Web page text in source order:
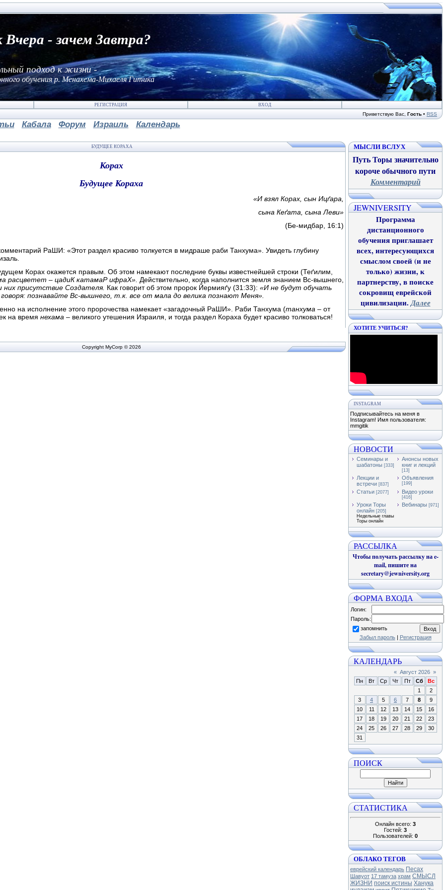
Вчера - зачем Завтра?
подход к жизни -
обучения р. Менахема-Михаеля Гитика
РЕГИСТРАЦИЯ ВХОД
Приветствую Вас Гость • RSS
Кабала Форум Израиль Календарь
БУДУЩЕЕ КОРАХА
Корах
Будущее Кораха
«И взял Корах, сын Ицґара,
сына Кеґата, сына Леви»
(Бе-мидбар, 16:1)
РаШИ: «Этот раздел красиво толкуется в мидраше раби Танхума». Увидеть глубину
Корах окажется правым. Об этом намекают последние буквы известнейшей строки (Теґилим,
расцветет – цадиК катамаР ифраХ». Действительно, когда наполнится земля знанием Вс-вышнего,
них присутствие Создателя. Как говорит об этом пророк Йермияґу (31:33): «И не будут обучать
говоря: познавайте Вс-вышнего, т.к. все от мала до велика познают Меня».
на исполнение этого пророчества намекает «загадочный РаШИ». Раби Танхума (танхума – от
на время нехама – великого утешения Израиля, и тогда раздел Кораха будет красиво толковаться!
Copyright MyCorp © 2026
МЫСЛИ ВСЛУХ
Путь Торы значительно
короче обычного пути
Комментарий
JEWNIVERSITY
Программа
дистанционного
обучения приглашает
всех, интересующихся
смыслом своей (и не
только) жизни, к
партнерству, в поиске
сокровищ еврейской
цивилизации.Далее
ХОТИТЕ УЧИТЬСЯ?
INSTAGRAM
Подписывайтесь на меня в
Instagram! Имя пользователя:
mmgitik
НОВОСТИ
Семинары и
шабатоны [333]
Анонсы новых
книг и лекций
[13]
Лекции и
встречи [837]
Объявления
[199]
Статьи [2077] Видео уроки
[416]
Уроки Торы
онлайн [205]
Недельные главы
Торы онлайн
Вебинары [971]
РАССЫЛКА
Чтобы получать рассылку на e-
mail, пишите на
secretary@jewniversity.org
ФОРМА ВХОДА
Логин:
Пароль:
запомнить
Забыл пароль| Регистрация
КАЛЕНДАРЬ
« Август 2026 »
Пн
Вт Ср Чт Пт Сб
Вс
1
2
3
4 5 6 7 8
9
10
11 12 13 14 15
16
17
18 19 20 21 22
23
24
25 26 27 28 29
30
31
ПОИСК
СТАТИСТИКА
Онлайн всего: 3
Гостей: 3
Пользователей: 0
ОБЛАКО ТЕГОВ
еврейский календарь Песах
Шавуот 17 тамуза храм СМЫСЛ
ЖИЗНИ поиск истины Ханука